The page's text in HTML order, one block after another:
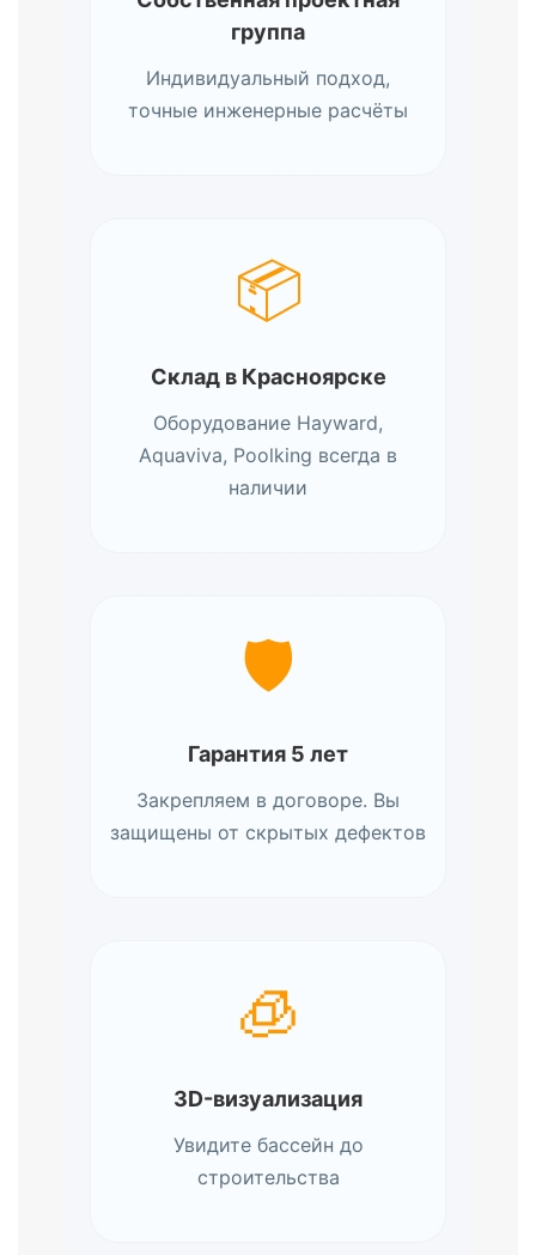
группа
Индивидуальный подход,
точные инженерные расчёты
📦
Склад в Красноярске
Оборудование Hayward,
Aquaviva, Poolking всегда в
наличии
🛡️
Гарантия 5 лет
Закрепляем в договоре. Вы
защищены от скрытых дефектов
🧊
3D-визуализация
Увидите бассейн до
строительства